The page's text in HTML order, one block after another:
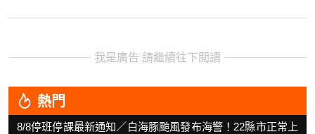
我是廣告 請繼續往下閱讀
熱門
8/8停班停課最新通知／白海豚颱風發布海警！22縣市正常上